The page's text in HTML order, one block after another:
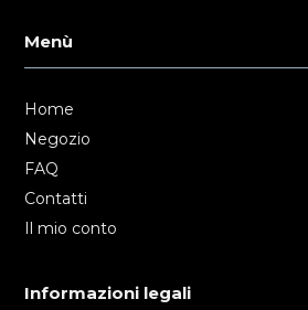
Menù
Home
Negozio
FAQ
Contatti
Il mio conto
Informazioni legali